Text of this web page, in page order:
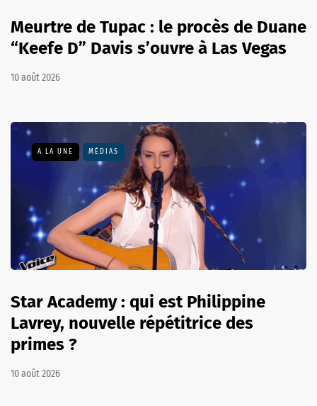
Meurtre de Tupac : le procès de Duane
“Keefe D” Davis s’ouvre à Las Vegas
10 août 2026
A LA UNE MÉDIAS
Star Academy : qui est Philippine
Lavrey, nouvelle répétitrice des
primes ?
10 août 2026